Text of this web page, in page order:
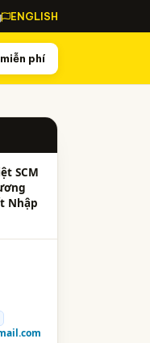
ENGLISH
phí
SCM
Nhập